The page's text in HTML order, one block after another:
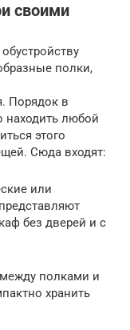
своими
полки,
Порядок в
находить любой
этого
Сюда входят:
или
без дверей и с
полками и
хранить